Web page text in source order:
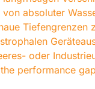
absoluter
Tiefengrenzen
oder
performance gap